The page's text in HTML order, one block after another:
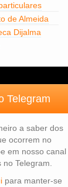
de Almeida
Dijalma
Telegram
a saber dos
ocorrem no
em nosso canal
no Telegram.
para manter-se